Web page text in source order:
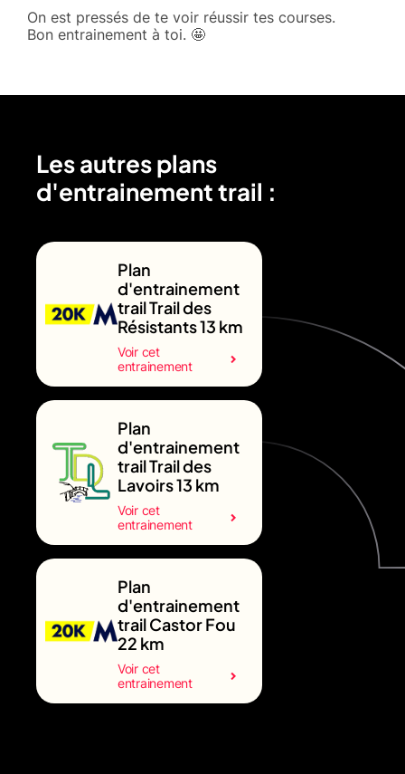
On est pressés de te voir réussir tes courses.
Bon entrainement à toi. 🤩
Les autres plans
d'entrainement trail :
Plan
d'entrainement
trail Trail des
Résistants 13 km
Voir cet
entrainement
Plan
d'entrainement
trail Trail des
Lavoirs 13 km
Voir cet
entrainement
Plan
d'entrainement
trail Castor Fou
22 km
Voir cet
entrainement